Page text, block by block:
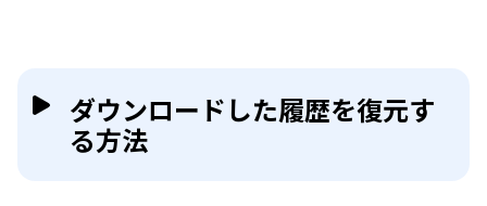
ダウンロードした履歴を復元す
る方法